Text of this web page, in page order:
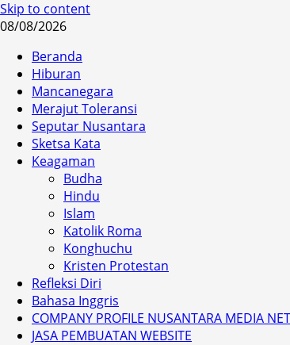
Skip to content
08/08/2026
Beranda
Hiburan
Mancanegara
Merajut Toleransi
Seputar Nusantara
Sketsa Kata
Keagaman
Budha
Hindu
Islam
Katolik Roma
Konghuchu
Kristen Protestan
Refleksi Diri
Bahasa Inggris
COMPANY PROFILE NUSANTARA MEDIA
JASA PEMBUATAN WEBSITE